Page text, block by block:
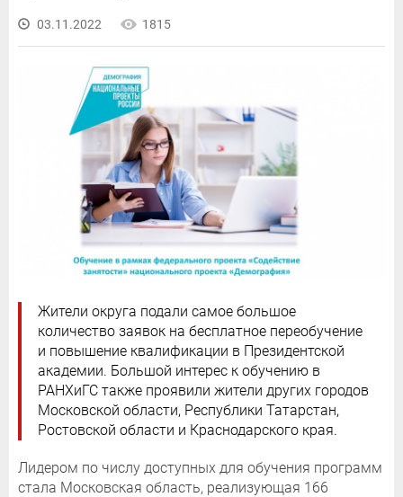
03.11.2022 1815
Жители округа подали самое большое
количество заявок на бесплатное переобучение
и повышение квалификации в Президентской
академии. Большой интерес к обучению в
РАНХиГС также проявили жители других городов
Московской области, Республики Татарстан,
Ростовской области и Краснодарского края.
Лидером по числу доступных для обучения программ
стала Московская область, реализующая 166